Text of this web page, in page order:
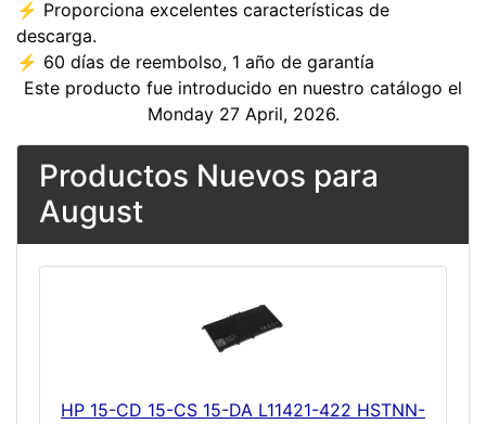
⚡ Proporciona excelentes características de
descarga.
⚡ 60 días de reembolso, 1 año de garantía
Este producto fue introducido en nuestro catálogo el
Monday 27 April, 2026.
Productos Nuevos para
August
HP 15-CD 15-CS 15-DA L11421-422 HSTNN-